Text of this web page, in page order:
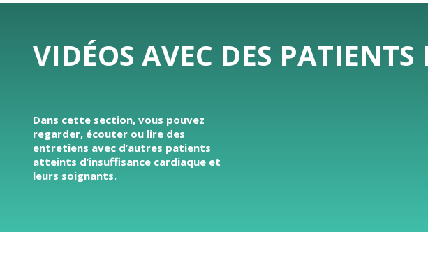
VIDÉOS AVEC DES
Dans cette section, vous pouvez
regarder, écouter ou lire des
entretiens avec d’autres patients
atteints d’insuffisance cardiaque et
leurs soignants.